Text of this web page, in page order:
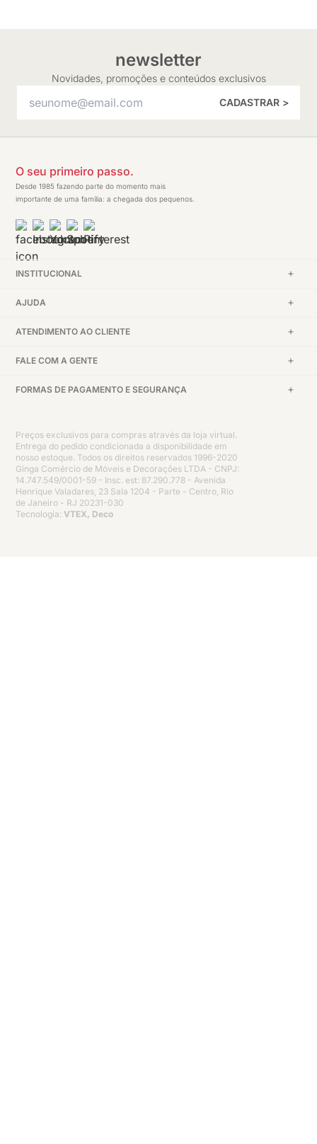
newsletter
Novidades, promoções e conteúdos exclusivos
CADASTRAR >
O seu primeiro passo.
Desde 1985 fazendo parte do momento mais
importante de uma família: a chegada dos pequenos.
INSTITUCIONAL
AJUDA
ATENDIMENTO AO CLIENTE
FALE COM A GENTE
FORMAS DE PAGAMENTO E SEGURANÇA
Preços exclusivos para compras através da loja virtual.
Entrega do pedido condicionada a disponibilidade em
nosso estoque. Todos os direitos reservados 1996-2020
Ginga Comércio de Móveis e Decorações LTDA - CNPJ:
14.747.549/0001-59 - Insc. est: 87.290.778 - Avenida
Henrique Valadares, 23 Sala 1204 - Parte - Centro, Rio
de Janeiro - RJ 20231-030
Tecnologia: VTEX, Deco